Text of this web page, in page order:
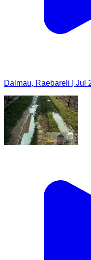
Dalmau, Raebareli | Jul